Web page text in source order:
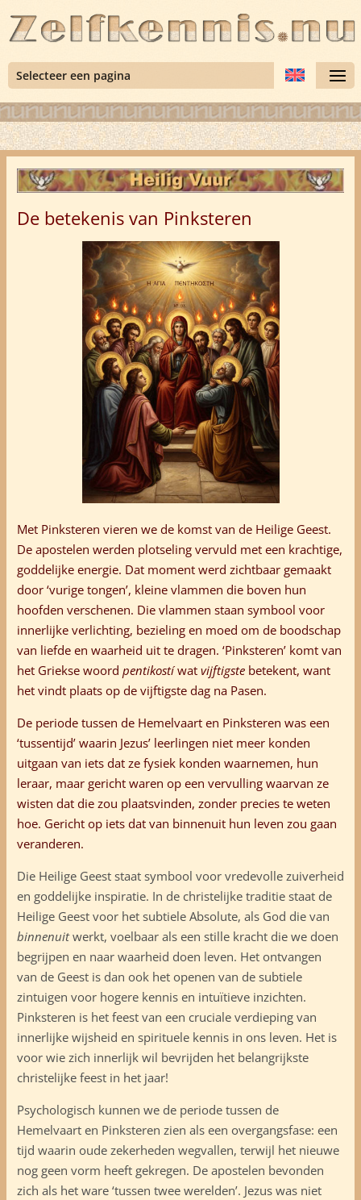
Selecteer een pagina
De betekenis van Pinksteren
Met Pinksteren vieren we de komst van de Heilige Geest.
De apostelen werden plotseling vervuld met een krachtige,
goddelijke energie. Dat moment werd zichtbaar gemaakt
door ‘vurige tongen’, kleine vlammen die boven hun
hoofden verschenen. Die vlammen staan symbool voor
innerlijke verlichting, bezieling en moed om de boodschap
van liefde en waarheid uit te dragen. ‘Pinksteren’ komt van
het Griekse woord pentikostíwat vijftigstebetekent, want
het vindt plaats op de vijftigste dag na Pasen.
De periode tussen de Hemelvaart en Pinksteren was een
‘tussentijd’ waarin Jezus’ leerlingen niet meer konden
uitgaan van iets dat ze fysiek konden waarnemen, hun
leraar, maar gericht waren op een vervulling waarvan ze
wisten dat die zou plaatsvinden, zonder precies te weten
hoe. Gericht op iets dat van binnenuit hun leven zou gaan
veranderen.
Die Heilige Geest staat symbool voor vredevolle zuiverheid
en goddelijke inspiratie. In de christelijke traditie staat de
Heilige Geest voor het subtiele Absolute, als God die van
binnenuitwerkt, voelbaar als een stille kracht die we doen
begrijpen en naar waarheid doen leven. Het ontvangen
van de Geest is dan ook het openen van de subtiele
zintuigen voor hogere kennis en intuïtieve inzichten.
Pinksteren is het feest van een cruciale verdieping van
innerlijke wijsheid en spirituele kennis in ons leven. Het is
voor wie zich innerlijk wil bevrijden het belangrijkste
christelijke feest in het jaar!
Psychologisch kunnen we de periode tussen de
Hemelvaart en Pinksteren zien als een overgangsfase: een
tijd waarin oude zekerheden wegvallen, terwijl het nieuwe
nog geen vorm heeft gekregen. De apostelen bevonden
zich als het ware ‘tussen twee werelden’. Jezus was niet